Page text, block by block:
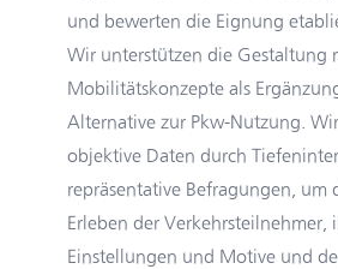
und bewerten die Eignung
Wir unterstützen die Gestaltung
Mobilitätskonzepte als
Alternative zur Pkw-Nutzung.
objektive Daten durch
repräsentative Befragungen, um
Erleben der Verkehrsteilnehmer,
Einstellungen und Motive und